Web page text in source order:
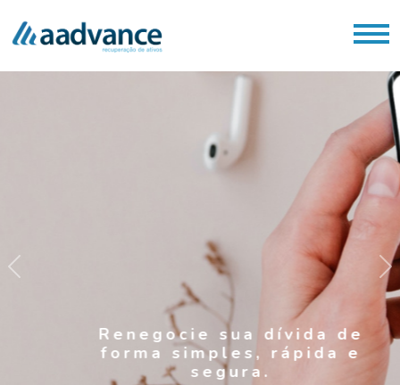
Renegocie sua dívida de
forma simples, rápida e
segura.
Previous